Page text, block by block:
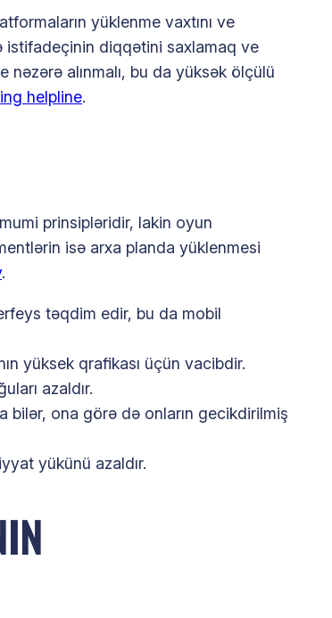
yüklenme vaxtını ve
istifadeçinin diqqətini saxlamaq ve
alınmalı, bu da yüksək ölçülü
helpline.
prinsipləridir, lakin oyun
isə arxa planda yüklenmesi
.
təqdim edir, bu da mobil
yüksek qrafikası üçün vacibdir.
azaldır.
bilər, ona görə də onların gecikdirilmiş
yükünü azaldır.